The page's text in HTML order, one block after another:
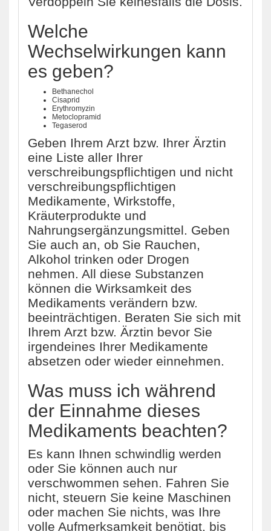
Welche
Wechselwirkungen kann
es geben?
Bethanechol
Cisaprid
Erythromyzin
Metoclopramid
Tegaserod
Geben Ihrem Arzt bzw. Ihrer Ärztin
eine Liste aller Ihrer
verschreibungspflichtigen und nicht
verschreibungspflichtigen
Medikamente, Wirkstoffe,
Kräuterprodukte und
Nahrungsergänzungsmittel. Geben
Sie auch an, ob Sie Rauchen,
Alkohol trinken oder Drogen
nehmen. All diese Substanzen
können die Wirksamkeit des
Medikaments verändern bzw.
beeinträchtigen. Beraten Sie sich mit
Ihrem Arzt bzw. Ärztin bevor Sie
irgendeines Ihrer Medikamente
absetzen oder wieder einnehmen.
Was muss ich während
der Einnahme dieses
Medikaments beachten?
Es kann Ihnen schwindlig werden
oder Sie können auch nur
verschwommen sehen. Fahren Sie
nicht, steuern Sie keine Maschinen
oder machen Sie nichts, was Ihre
volle Aufmerksamkeit benötigt, bis